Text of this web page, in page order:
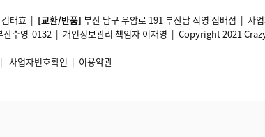
태효 | [교환/반품] 부산 남구 우암로 191 부산남 직영 집배점 | 사
산수영-0132 | 개인정보관리 책임자 이재영 | Copyright 2021
| 사업자번호확인 | 이용약관